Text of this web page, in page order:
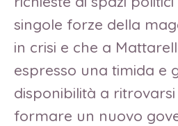
singole forze della
in crisi e che a
espresso una timida e
disponibilità a
formare un nuovo